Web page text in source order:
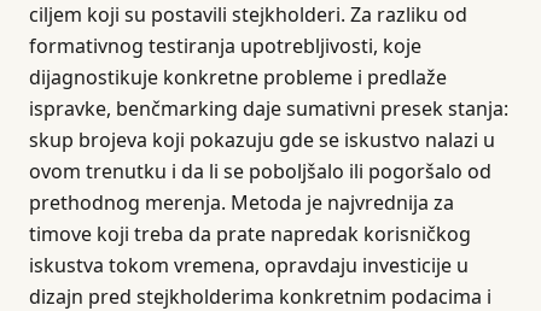
ciljem koji su postavili stejkholderi. Za razliku od
formativnog testiranja upotrebljivosti, koje
dijagnostikuje konkretne probleme i predlaže
ispravke, benčmarking daje sumativni presek stanja:
skup brojeva koji pokazuju gde se iskustvo nalazi u
ovom trenutku i da li se poboljšalo ili pogoršalo od
prethodnog merenja. Metoda je najvrednija za
timove koji treba da prate napredak korisničkog
iskustva tokom vremena, opravdaju investicije u
dizajn pred stejkholderima konkretnim podacima i